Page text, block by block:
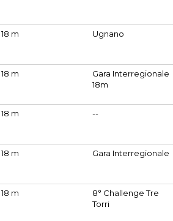
18 m Ugnano
18 m
Gara Interregionale
18m
18 m --
18 m Gara Interregionale
18 m
8° Challenge Tre
Torri